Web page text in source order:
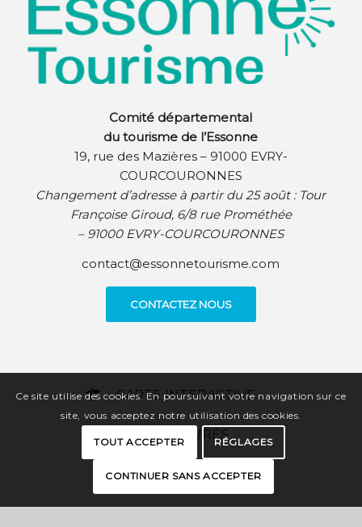
Comité départemental
du tourisme de l’Essonne
19, rue des Mazières – 91000 EVRY-
COURCOURONNES
Changement d’adresse à partir du 25 août : Tour
Françoise Giroud, 6/8 rue Prométhée
– 91000 EVRY-COURCOURONNES
contact@essonnetourisme.com
CONTACTEZ NOUS
CARTE INTERACTIVE
BROCHURES
PRESSE
Ce site utilise des cookies. En poursuivant votre navigation sur ce
site, vous acceptez notre utilisation des cookies.
TOUT ACCEPTER RÉGLAGES
CONTINUER SANS ACCEPTER